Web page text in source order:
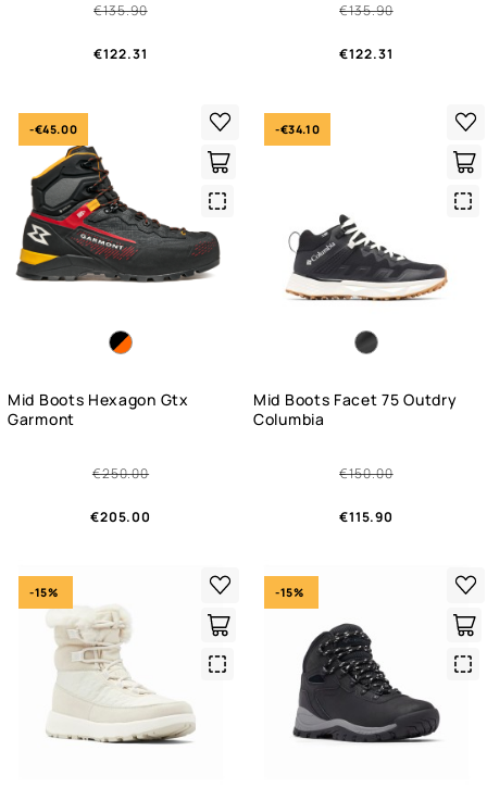
€122.31
€135.90
€122.31
€135.90
Mid Boots Hexagon Gtx
Garmont
€205.00
€250.00
Quick
-€45.00
Mid Boots Facet 75 Outdry
Columbia
€115.90
€150.00
-€34.10
Quick
-15% -15%